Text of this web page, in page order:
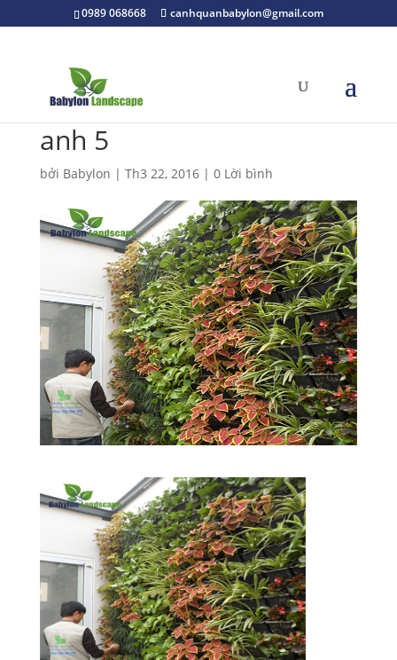
0989 068668 canhquanbabylon@gmail.com
anh 5
bởi Babylon | Th3 22, 2016| 0 Lời bình